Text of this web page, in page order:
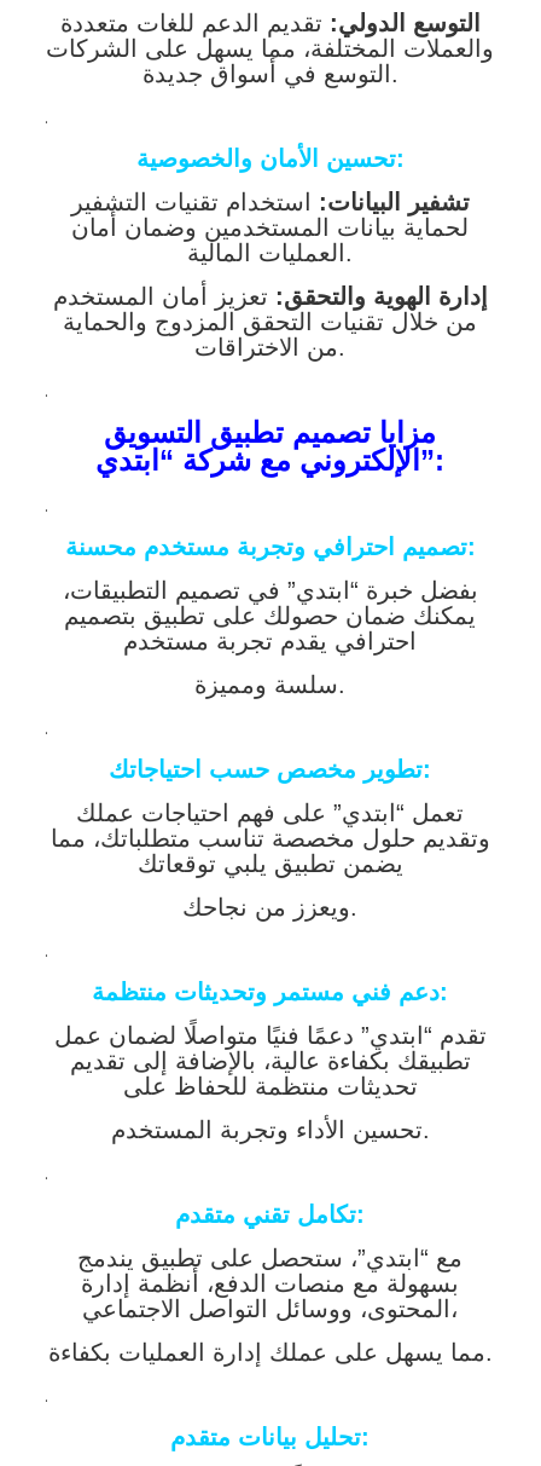
التوسع الدولي: تقديم الدعم للغات متعددة
والعملات المختلفة، مما يسهل على الشركات
التوسع في أسواق جديدة.
.
تحسين الأمان والخصوصية:
تشفير البيانات: استخدام تقنيات التشفير
لحماية بيانات المستخدمين وضمان أمان
العمليات المالية.
إدارة الهوية والتحقق: تعزيز أمان المستخدم
من خلال تقنيات التحقق المزدوج والحماية
من الاختراقات.
.
مزايا تصميم تطبيق التسويق
الإلكتروني مع شركة “ابتدي”:
.
تصميم احترافي وتجربة مستخدم محسنة:
بفضل خبرة “ابتدي” في تصميم التطبيقات،
يمكنك ضمان حصولك على تطبيق بتصميم
احترافي يقدم تجربة مستخدم
سلسة ومميزة.
.
تطوير مخصص حسب احتياجاتك:
تعمل “ابتدي” على فهم احتياجات عملك
وتقديم حلول مخصصة تناسب متطلباتك، مما
يضمن تطبيق يلبي توقعاتك
ويعزز من نجاحك.
.
دعم فني مستمر وتحديثات منتظمة:
تقدم “ابتدي” دعمًا فنيًا متواصلًا لضمان عمل
تطبيقك بكفاءة عالية، بالإضافة إلى تقديم
تحديثات منتظمة للحفاظ على
تحسين الأداء وتجربة المستخدم.
.
تكامل تقني متقدم:
مع “ابتدي”، ستحصل على تطبيق يندمج
بسهولة مع منصات الدفع، أنظمة إدارة
المحتوى، ووسائل التواصل الاجتماعي،
مما يسهل على عملك إدارة العمليات بكفاءة.
.
تحليل بيانات متقدم: